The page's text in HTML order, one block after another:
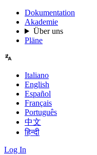
Dokumentation
Akademie
Über uns
Pläne
Italiano
English
Español
Français
Português
中文
हिन्दी
Log In